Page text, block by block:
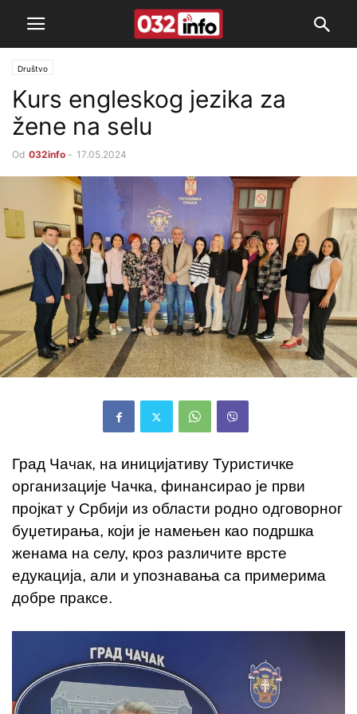
Društvo
Kurs engleskog jezika za
žene na selu
Od 032info - 17.05.2024
Град Чачак, на иницијативу Туристичке
организације Чачка, финансирао је први
пројкат у Србији из области родно одговорног
буџетирања, који је намењен као подршка
женама на селу, кроз различите врсте
едукација, али и упознавања са примерима
добре праксе.